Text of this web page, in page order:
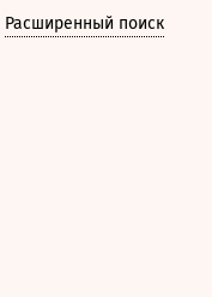
Расширенный поиск